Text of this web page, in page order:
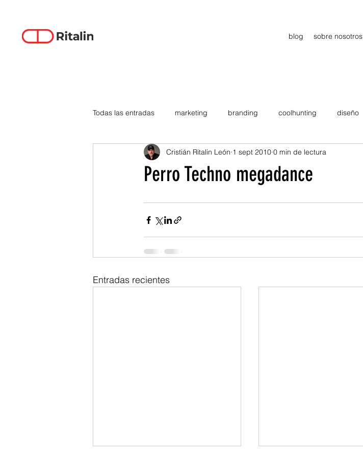
blog sobre nosotros
Todas las entradas marketing branding coolhunting diseño
data-driven creativity emprendimiento estrategia
Perro Techno megadance
Cristián Ritalin León 1 sept 2010 0 min de lectura
Entradas recientes